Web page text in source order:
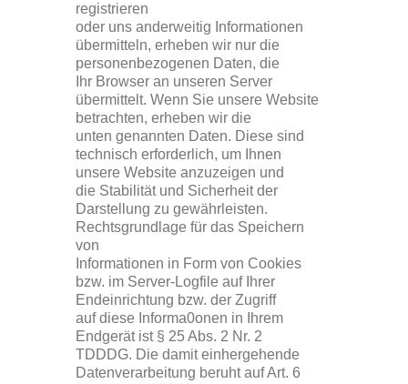
registrieren
oder uns anderweitig Informationen
übermitteln, erheben wir nur die
personenbezogenen Daten, die
Ihr Browser an unseren Server
übermittelt. Wenn Sie unsere Website
betrachten, erheben wir die
unten genannten Daten. Diese sind
technisch erforderlich, um Ihnen
unsere Website anzuzeigen und
die Stabilität und Sicherheit der
Darstellung zu gewährleisten.
Rechtsgrundlage für das Speichern
von
Informationen in Form von Cookies
bzw. im Server-Logfile auf Ihrer
Endeinrichtung bzw. der Zugriff
auf diese Informa0onen in Ihrem
Endgerät ist § 25 Abs. 2 Nr. 2
TDDDG. Die damit einhergehende
Datenverarbeitung beruht auf Art. 6